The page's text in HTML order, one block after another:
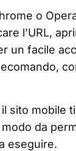
o
l’URL,
un facile
,
sito mobile
da
eseguire.